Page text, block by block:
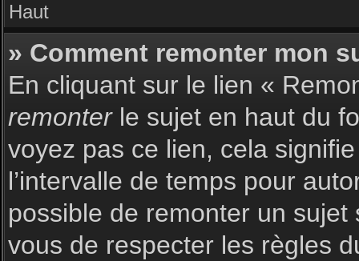
Haut
» Comment remonter mon
En cliquant sur le lien «
remonterle sujet en haut du
voyez pas ce lien, cela
l’intervalle de temps pour
possible de remonter un
vous de respecter les règles